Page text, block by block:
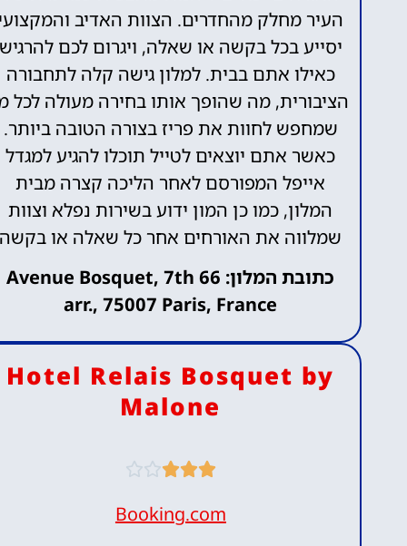
העיר מחלק מהחדרים. הצוות האדיב
יסייע בכל בקשה או שאלה, ויגרום לכם להרגיש
כאילו אתם בבית. למלון גישה קלה לתחבורה
הציבורית, מה שהופך אותו בחירה מעולה לכל
שמחפש לחוות את פריז בצורה הטובה ביותר.
כאשר אתם יוצאים לטייל תוכלו להגיע למגדל
אייפל המפורסם לאחר הליכה קצרה מבית
המלון, כמו כן המון ידוע בשירות נפלא וצוות
שמלווה את האורחים אחר כל שאלה או בקשה
כתובת המלון: 66 Avenue Bosquet, 7th
arr., 75007 Paris, France
Hôtel
Hotel Relais Bosquet by
Malone





Booking.com